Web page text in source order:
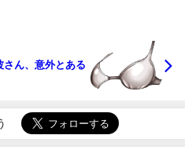
さん、意外とある